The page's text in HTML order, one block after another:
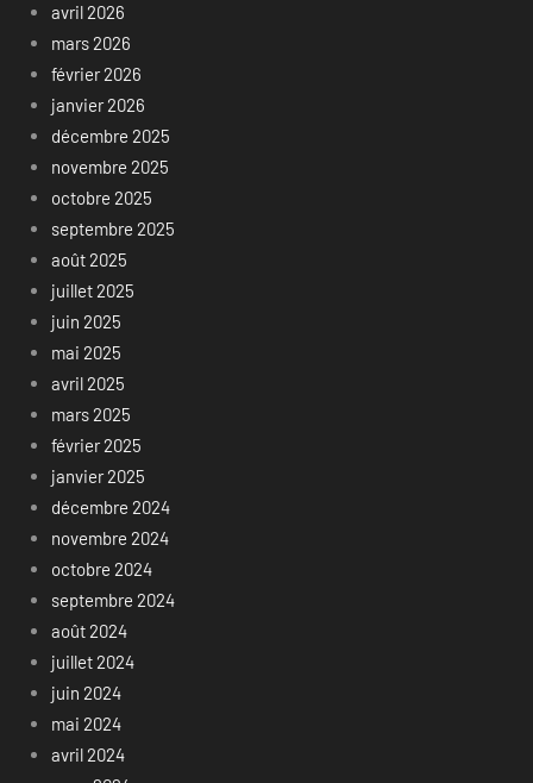
avril 2026
mars 2026
février 2026
janvier 2026
décembre 2025
novembre 2025
octobre 2025
septembre 2025
août 2025
juillet 2025
juin 2025
mai 2025
avril 2025
mars 2025
février 2025
janvier 2025
décembre 2024
novembre 2024
octobre 2024
septembre 2024
août 2024
juillet 2024
juin 2024
mai 2024
avril 2024